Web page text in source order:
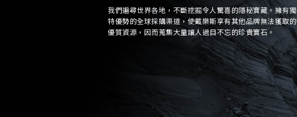
我們遍尋世界各地，不斷挖掘令人驚喜的隱秘寶藏。擁有獨
特優勢的全球採購渠道，使戴樂斯享有其他品牌無法獲取的
優質資源，因而蒐集大量讓人過目不忘的珍貴寶石。
電郵地址
查詢內容